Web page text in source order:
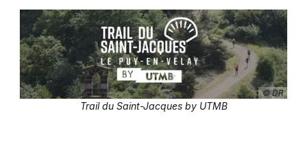
© DR
Trail du Saint-Jacques by UTMB